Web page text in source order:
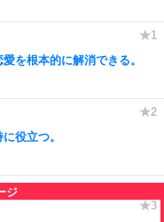
を根本的に解消できる。
役立つ。